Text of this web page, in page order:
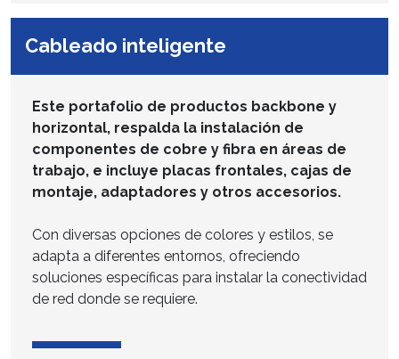
Cableado inteligente
Este portafolio de productos backbone y
horizontal, respalda la instalación de
componentes de cobre y fibra en áreas de
trabajo, e incluye placas frontales, cajas de
montaje, adaptadores y otros accesorios.
Con diversas opciones de colores y estilos, se
adapta a diferentes entornos, ofreciendo
soluciones específicas para instalar la conectividad
de red donde se requiere.